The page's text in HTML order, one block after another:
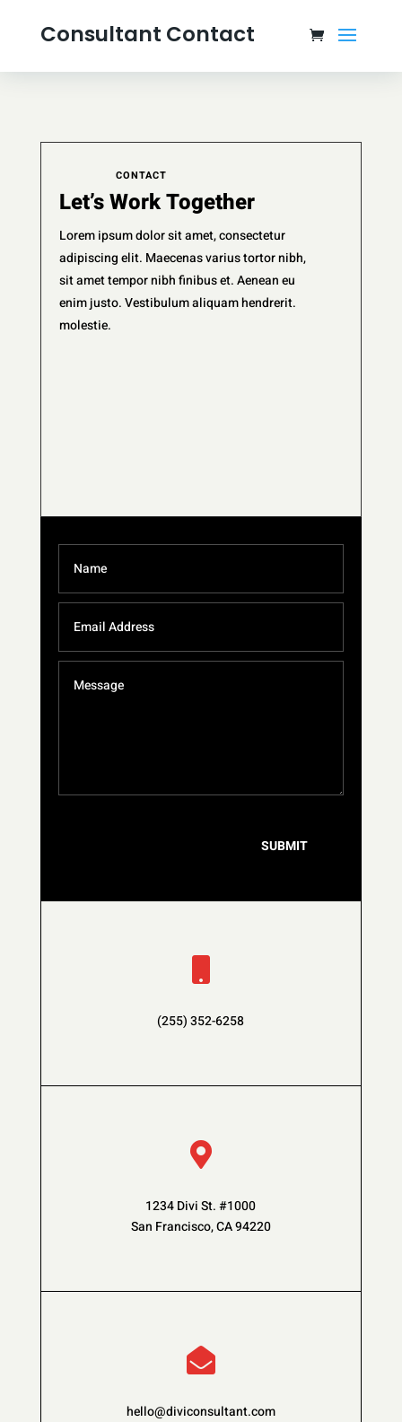
Consultant Contact
CONTACT
Let’s Work Together
Lorem ipsum dolor sit amet, consectetur
adipiscing elit. Maecenas varius tortor nibh,
sit amet tempor nibh finibus et. Aenean eu
enim justo. Vestibulum aliquam hendrerit.
molestie.
SUBMIT
(255) 352-6258

1234 Divi St. #1000
San Francisco, CA 94220

hello@diviconsultant.com